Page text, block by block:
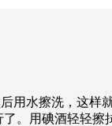
用水擦洗，这样
。用碘酒轻轻